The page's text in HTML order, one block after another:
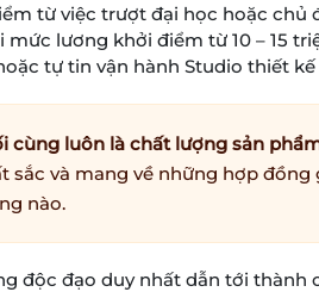
từ việc trượt đại học hoặc
lương khởi điểm từ 10 – 15
tự tin vận hành Studio thiết kế
cùng luôn là chất lượng sản
sắc và mang về những hợp
nào.
độc đạo duy nhất dẫn tới